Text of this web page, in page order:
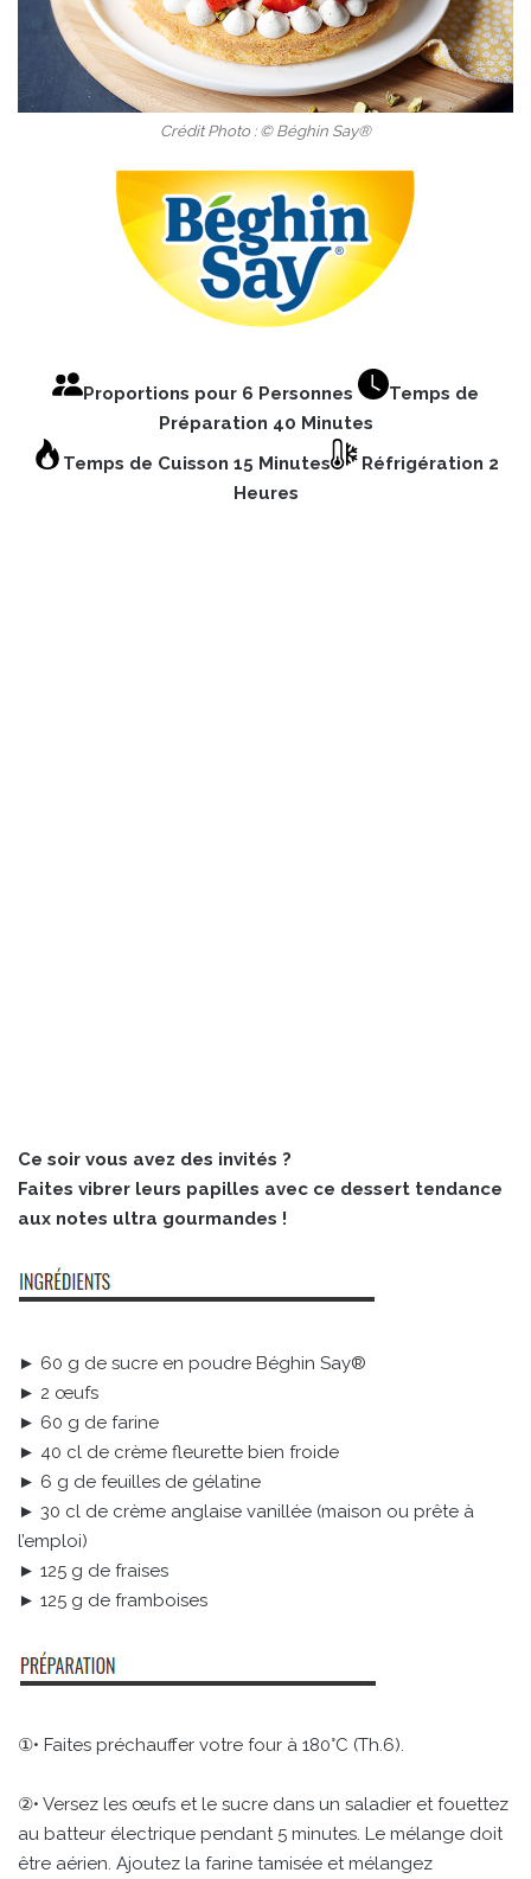
Crédit Photo : © Béghin Say®
Proportions pour 6 Personnes
Temps de
Préparation 40 Minutes
Temps de Cuisson 15 Minutes
Réfrigération 2
Heures
Ce soir vous avez des invités ?
Faites vibrer leurs papilles avec ce dessert tendance
aux notes ultra gourmandes !
► 60 g de sucre en poudre Béghin Say®
► 2 œufs
► 60 g de farine
► 40 cl de crème fleurette bien froide
► 6 g de feuilles de gélatine
► 30 cl de crème anglaise vanillée (maison ou prête à
l’emploi)
► 125 g de fraises
► 125 g de framboises
①• Faites préchauffer votre four à 180°C (Th.6).
②• Versez les œufs et le sucre dans un saladier et fouettez
au batteur électrique pendant 5 minutes. Le mélange doit
être aérien. Ajoutez la farine tamisée et mélangez